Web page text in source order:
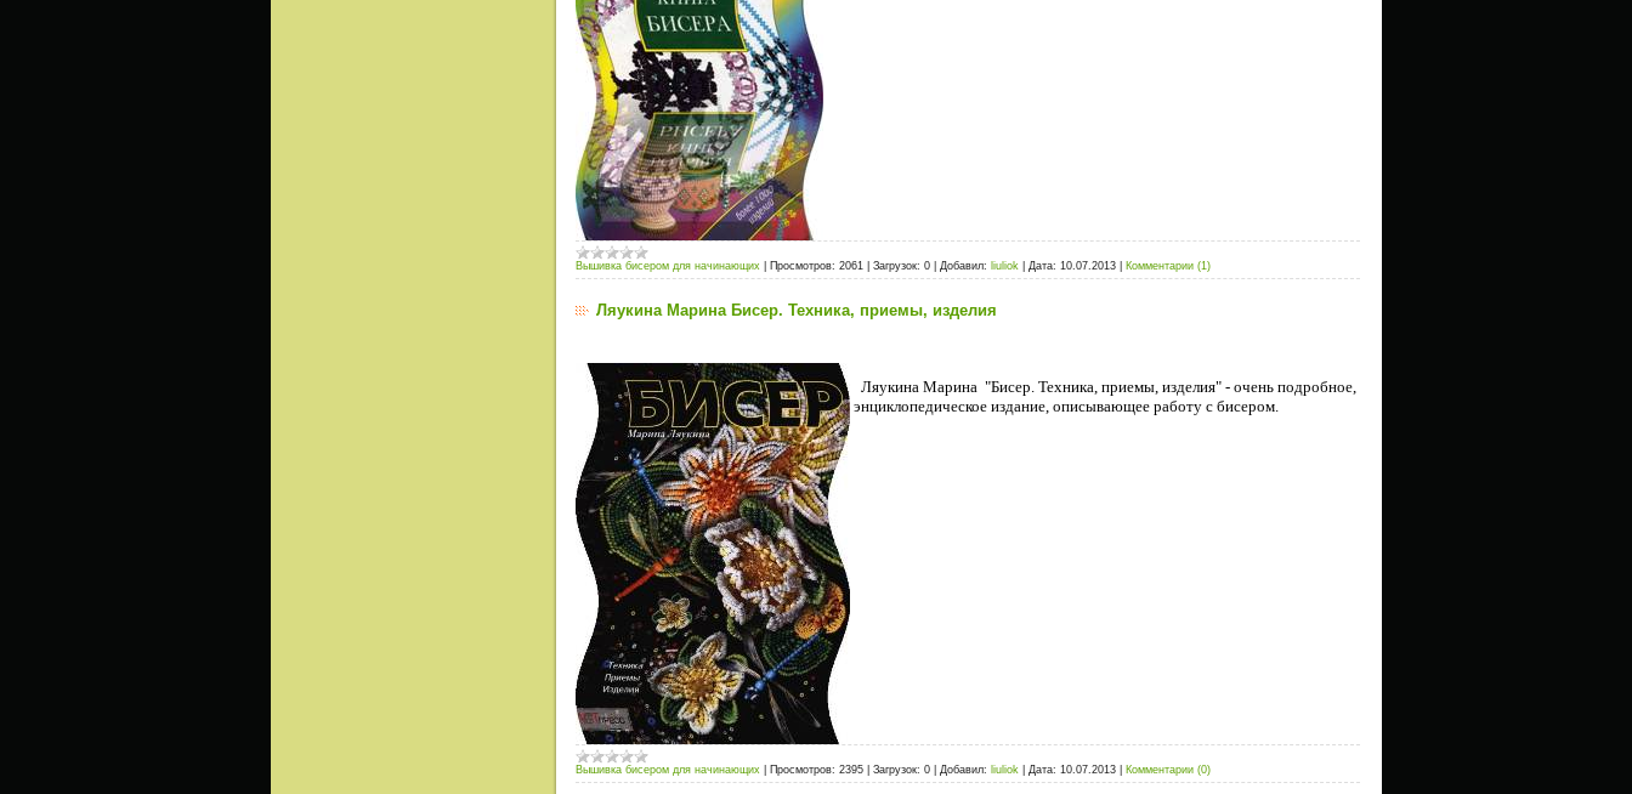
Вышивка бисером для начинающих Просмотров: 2061 Загрузок: 0 Добавил: liuliok Дата: 10.07.2013 Комментарии (1)
Ляукина Марина Бисер. Техника, приемы, изделия
Ляукина Марина "Бисер. Техника, приемы, изделия" - очень подробное,
энциклопедическое издание, описывающее работу с бисером.
Вышивка бисером для начинающих Просмотров: 2395 Загрузок: 0 Добавил: liuliok Дата: 10.07.2013 Комментарии (0)